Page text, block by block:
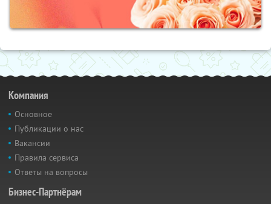
Компания
Основное
Публикации о нас
Вакансии
Правила сервиса
Ответы на вопросы
Бизнес-Партнёрам